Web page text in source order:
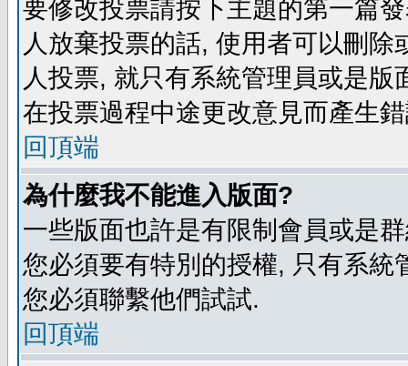
要修改投票請按下主題的第一篇
人放棄投票的話, 使用者可以刪
人投票, 就只有系統管理員或是
在投票過程中途更改意見而產生
回頂端
為什麼我不能進入版面?
一些版面也許是有限制會員或是
您必須要有特別的授權, 只有系
您必須聯繫他們試試.
回頂端